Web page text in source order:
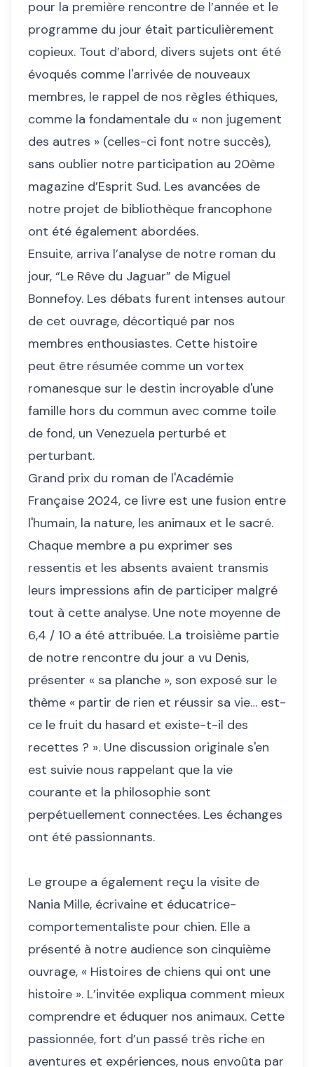
pour la première rencontre de l’année et le
programme du jour était particulièrement
copieux. Tout d’abord, divers sujets ont été
évoqués comme l'arrivée de nouveaux
membres, le rappel de nos règles éthiques,
comme la fondamentale du « non jugement
des autres » (celles-ci font notre succès),
sans oublier notre participation au 20ème
magazine d’Esprit Sud. Les avancées de
notre projet de bibliothèque francophone
ont été également abordées.
Ensuite, arriva l’analyse de notre roman du
jour, “Le Rêve du Jaguar” de Miguel
Bonnefoy. Les débats furent intenses autour
de cet ouvrage, décortiqué par nos
membres enthousiastes. Cette histoire
peut être résumée comme un vortex
romanesque sur le destin incroyable d'une
famille hors du commun avec comme toile
de fond, un Venezuela perturbé et
perturbant.
Grand prix du roman de l'Académie
Française 2024, ce livre est une fusion entre
l'humain, la nature, les animaux et le sacré.
Chaque membre a pu exprimer ses
ressentis et les absents avaient transmis
leurs impressions afin de participer malgré
tout à cette analyse. Une note moyenne de
6,4 / 10 a été attribuée. La troisième partie
de notre rencontre du jour a vu Denis,
présenter « sa planche », son exposé sur le
thème « partir de rien et réussir sa vie… est-
ce le fruit du hasard et existe-t-il des
recettes ? ». Une discussion originale s'en
est suivie nous rappelant que la vie
courante et la philosophie sont
perpétuellement connectées. Les échanges
ont été passionnants.
Le groupe a également reçu la visite de
Nania Mille, écrivaine et éducatrice-
comportementaliste pour chien. Elle a
présenté à notre audience son cinquième
ouvrage, « Histoires de chiens qui ont une
histoire ». L’invitée expliqua comment mieux
comprendre et éduquer nos animaux. Cette
passionnée, fort d’un passé très riche en
aventures et expériences, nous envoûta par